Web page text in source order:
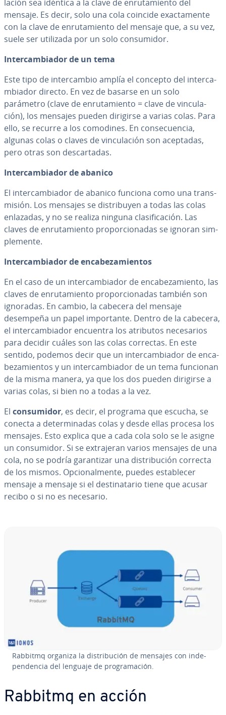
la­ción sea idéntica a la clave de en­ru­ta­mie­n­to del
mensaje. Es decir, solo una cola coincide exac­ta­me­n­te
con la clave de en­ru­ta­mie­n­to del mensaje que, a su vez,
suele ser utilizada por un solo co­n­su­mi­dor.
In­te­r­ca­m­bia­dor de un tema
Este tipo de in­te­r­ca­m­bio amplía el concepto del in­te­r­ca­
m­bia­dor directo. En vez de basarse en un solo
parámetro (clave de en­ru­ta­mie­n­to = clave de vi­n­cu­la­
ción), los mensajes pueden dirigirse a varias colas. Para
ello, se recurre a los comodines. En co­n­se­cue­n­cia,
algunas colas o claves de vi­n­cu­la­ción son aceptadas,
pero otras son de­s­ca­r­ta­das.
In­te­r­ca­m­bia­dor de abanico
El in­te­r­ca­m­bia­dor de abanico funciona como una tra­n­s­
mi­sión. Los mensajes se di­s­tri­bu­yen a todas las colas
enlazadas, y no se realiza ninguna cla­si­fi­ca­ción. Las
claves de en­ru­ta­mie­n­to pro­po­r­cio­na­das se ignoran si­m­
ple­me­n­te.
In­te­r­ca­m­bia­dor de en­ca­be­za­mie­n­tos
En el caso de un in­te­r­ca­m­bia­dor de en­ca­be­za­mie­n­to, las
claves de en­ru­ta­mie­n­to pro­po­r­cio­na­das también son
ignoradas. En cambio, la cabecera del mensaje
desempeña un papel im­po­r­ta­n­te. Dentro de la cabecera,
el in­te­r­ca­m­bia­dor encuentra los atributos ne­ce­sa­rios
para decidir cuáles son las colas correctas. En este
sentido, podemos decir que un in­te­r­ca­m­bia­dor de en­ca­
be­za­mie­n­tos y un in­te­r­ca­m­bia­dor de un tema funcionan
de la misma manera, ya que los dos pueden dirigirse a
varias colas, si bien no a todas a la vez.
El co­n­su­mi­dor, es decir, el programa que escucha, se
conecta a de­te­r­mi­na­das colas y desde ellas procesa los
mensajes. Esto explica que a cada cola solo se le asigne
un co­n­su­mi­dor. Si se ex­tra­je­ran varios mensajes de una
cola, no se podría ga­ra­n­ti­zar una di­s­tri­bu­ción correcta
de los mismos. Op­cio­na­l­me­n­te, puedes es­ta­ble­cer
mensaje a mensaje si el de­s­ti­na­ta­rio tiene que acusar
recibo o si no es necesario.
Rabbitmq organiza la di­s­tri­bu­ción de mensajes con in­de­
pe­n­de­n­cia del lenguaje de pro­gra­ma­ción.
Rabbitmq en acción